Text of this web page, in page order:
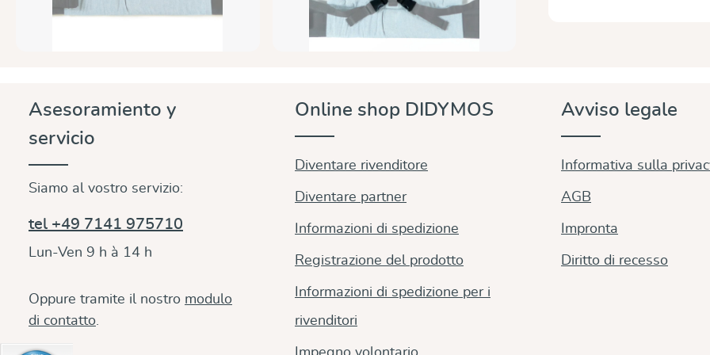
Asesoramiento y
servicio
Siamo al vostro servizio:
tel +49 7141 975710
Lun-Ven 9 h à 14 h
Oppure tramite il nostro modulo
di contatto.
Online shop DIDYMOS
Diventare rivenditore
Diventare partner
Informazioni di spedizione
Registrazione del prodotto
Informazioni di spedizione per i
rivenditori
Avviso legale
Informativa sulla
AGB
Impronta
Diritto di recesso